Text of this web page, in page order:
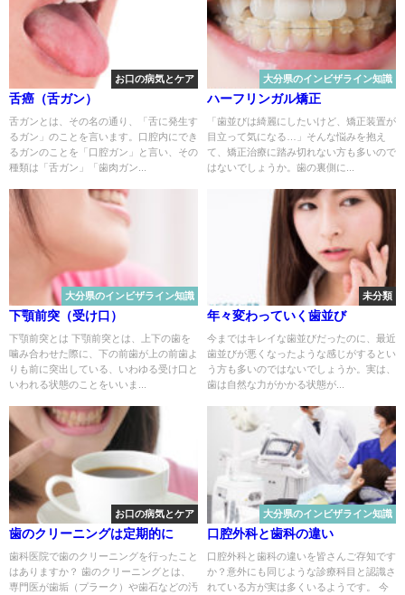
お口の病気とケア
舌癌（舌ガン）
舌ガンとは、その名の通り、「舌に発生す
るガン」のことを言います。口腔内にでき
るガンのことを「口腔ガン」と言い、その
種類は「舌ガン」「歯肉ガン...
大分県のインビザライン知識
ハーフリンガル矯正
「歯並びは綺麗にしたいけど、矯正装置が
目立って気になる…」そんな悩みを抱え
て、矯正治療に踏み切れない方も多いので
はないでしょうか。歯の裏側に...
大分県のインビザライン知識
下顎前突（受け口）
下顎前突とは 下顎前突とは、上下の歯を
噛み合わせた際に、下の前歯が上の前歯よ
りも前に突出している、いわゆる受け口と
いわれる状態のことをいいま...
未分類
年々変わっていく歯並び
今まではキレイな歯並びだったのに、最近
歯並びが悪くなったような感じがするとい
う方も多いのではないでしょうか。実は、
歯は自然な力がかかる状態が...
お口の病気とケア
歯のクリーニングは定期的に
歯科医院で歯のクリーニングを行ったこと
はありますか？ 歯のクリーニングとは、
専門医が歯垢（プラーク）や歯石などの汚
大分県のインビザライン知識
口腔外科と歯科の違い
口腔外科と歯科の違いを皆さんご存知です
か？意外にも同じような診療科目と認識さ
れている方が実は多くいるようです。 今